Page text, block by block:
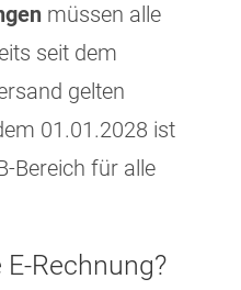
müssen alle
seit dem
gelten
01.01.2028 ist
Bereich für alle
Rechnung?